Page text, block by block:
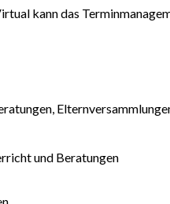
kann das
und Beratungen